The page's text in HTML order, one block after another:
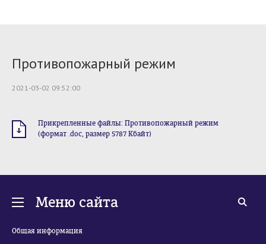
Противопожарный режим
2021-03-02 09:52:00
Прикрепленные файлы: Противопожарный режим
(формат .doc, размер 5787 Кбайт)
Меню сайта
Общая информация